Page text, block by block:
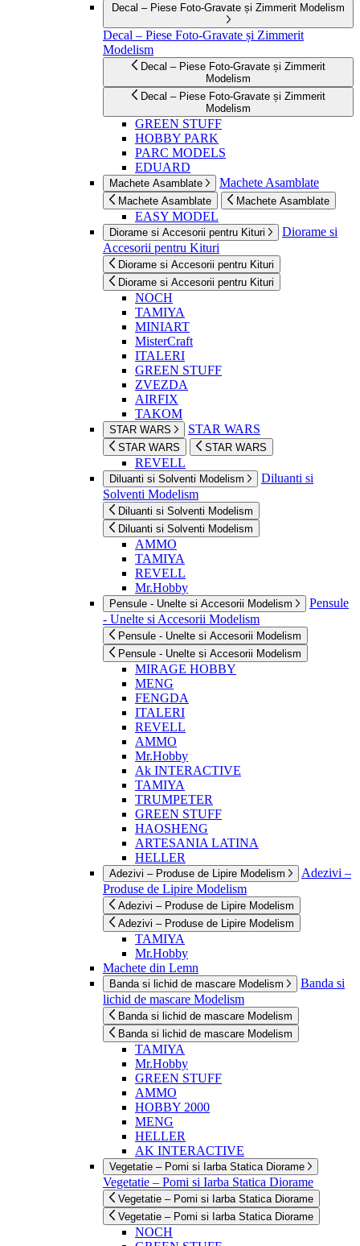
Decal – Piese Foto-Gravate și Zimmerit Modelism
Decal – Piese Foto-Gravate și Zimmerit
Modelism
Decal – Piese Foto-Gravate și Zimmerit
Modelism
Decal – Piese Foto-Gravate și Zimmerit
Modelism
GREEN STUFF
HOBBY PARK
PARC MODELS
EDUARD
Machete Asamblate Machete Asamblate
Machete Asamblate Machete Asamblate
EASY MODEL
Diorame si Accesorii pentru Kituri
Diorame si
Accesorii pentru Kituri
Diorame si Accesorii pentru Kituri
Diorame si Accesorii pentru Kituri
NOCH
TAMIYA
MINIART
MisterCraft
ITALERI
GREEN STUFF
ZVEZDA
AIRFIX
TAKOM
STAR WARS STAR WARS
STAR WARS STAR WARS
REVELL
Diluanti si Solventi Modelism
Diluanti si
Solventi Modelism
Diluanti si Solventi Modelism
Diluanti si Solventi Modelism
AMMO
TAMIYA
REVELL
Mr.Hobby
Pensule - Unelte si Accesorii Modelism
Pensule
- Unelte si Accesorii Modelism
Pensule - Unelte si Accesorii Modelism
Pensule - Unelte si Accesorii Modelism
MIRAGE HOBBY
MENG
FENGDA
ITALERI
REVELL
AMMO
Mr.Hobby
Ak INTERACTIVE
TAMIYA
TRUMPETER
GREEN STUFF
HAOSHENG
ARTESANIA LATINA
HELLER
Adezivi – Produse de Lipire Modelism
Adezivi –
Produse de Lipire Modelism
Adezivi – Produse de Lipire Modelism
Adezivi – Produse de Lipire Modelism
TAMIYA
Mr.Hobby
Machete din Lemn
Banda si lichid de mascare Modelism
Banda si
lichid de mascare Modelism
Banda si lichid de mascare Modelism
Banda si lichid de mascare Modelism
TAMIYA
Mr.Hobby
GREEN STUFF
AMMO
HOBBY 2000
MENG
HELLER
AK INTERACTIVE
Vegetatie – Pomi si Iarba Statica Diorame
Vegetatie – Pomi si Iarba Statica Diorame
Vegetatie – Pomi si Iarba Statica Diorame
Vegetatie – Pomi si Iarba Statica Diorame
NOCH